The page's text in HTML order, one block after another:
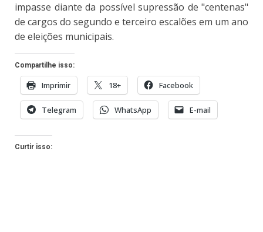
impasse diante da possível supressão de "centenas"
de cargos do segundo e terceiro escalões em um ano
de eleições municipais.
Compartilhe isso:
Imprimir 18+ Facebook
Telegram WhatsApp E-mail
Curtir isso: